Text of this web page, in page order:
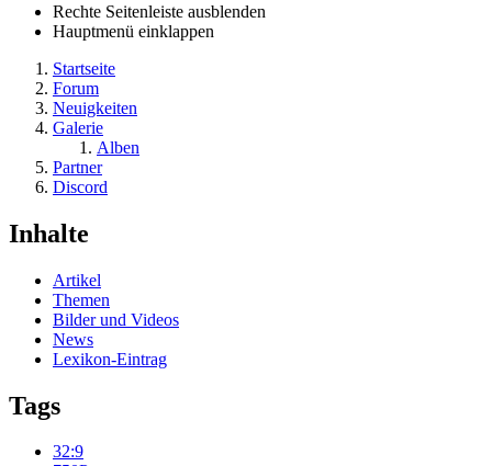
Rechte Seitenleiste ausblenden
Hauptmenü einklappen
Startseite
Forum
Neuigkeiten
Galerie
Alben
Partner
Discord
Inhalte
Artikel
Themen
Bilder und Videos
News
Lexikon-Eintrag
Tags
32:9